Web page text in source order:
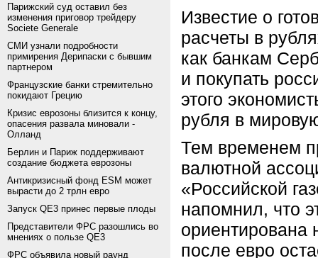
Парижский суд оставил без
изменения приговор трейдеру
Societe Generale
СМИ узнали подробности
примирения Дерипаски с бывшим
партнером
Французские банки стремительно
покидают Грецию
Кризис еврозоны близится к концу,
опасения развала миновали -
Олланд
Берлин и Париж поддерживают
создание бюджета еврозоны
Антикризисный фонд ESM может
вырасти до 2 трлн евро
Запуск QE3 принес первые плоды
Представители ФРС разошлись во
мнениях о пользе QE3
ФРС объявила новый раунд
Известие о
расчеты в
как банкам
и покупать
этого
рубля в
Тем временем
валютной
«Российской
напомнил, что
ориентирована
после евро